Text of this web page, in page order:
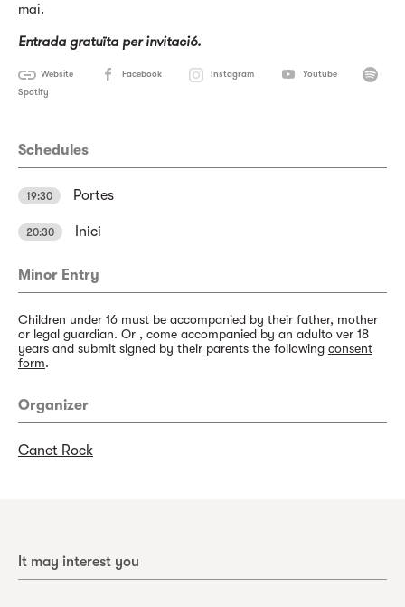
mai.
Entrada gratuïta per invitació.
Website Facebook Instagram
Youtube
Spotify
Schedules
19:30 Portes
20:30 Inici
Minor Entry
Children under 16 must be accompanied by their father, mother
or legal guardian. Or , come accompanied by an adulto ver 18
years and submit signed by their parents the following consent
form.
Organizer
Canet Rock
It may interest you